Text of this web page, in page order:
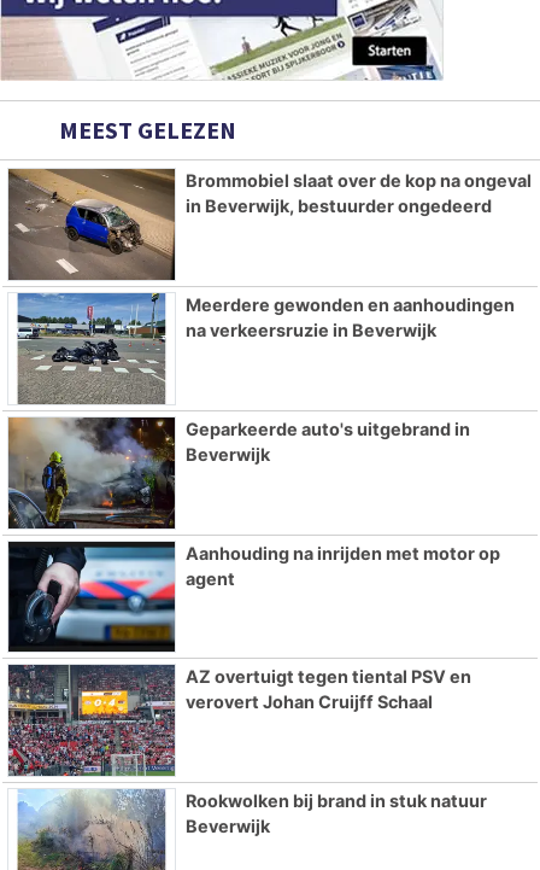
MEEST GELEZEN
Brommobiel slaat over de kop na ongeval
in Beverwijk, bestuurder ongedeerd
Meerdere gewonden en aanhoudingen
na verkeersruzie in Beverwijk
Geparkeerde auto's uitgebrand in
Beverwijk
Aanhouding na inrijden met motor op
agent
AZ overtuigt tegen tiental PSV en
verovert Johan Cruijff Schaal
Rookwolken bij brand in stuk natuur
Beverwijk